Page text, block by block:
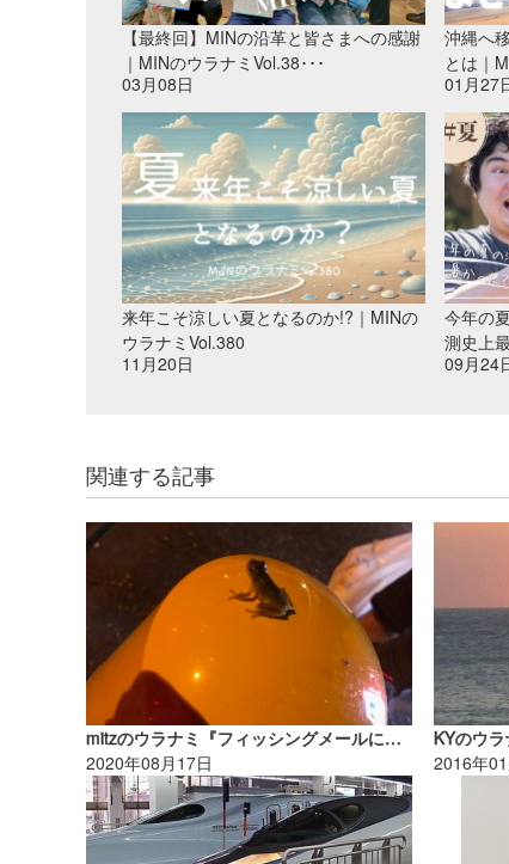
【最終回】MINの沿革と皆さまへの感謝
｜MINのウラナミVol.38･･･
03月08日
沖縄へ
とは｜
01月27
来年こそ涼しい夏となるのか!?｜MINの
ウラナミVol.380
11月20日
今年の
測史上
09月24
関連する記事
mitzのウラナミ『フィッシングメールにご注意を!!』
2020年08月17日
KYのウラ
2016年